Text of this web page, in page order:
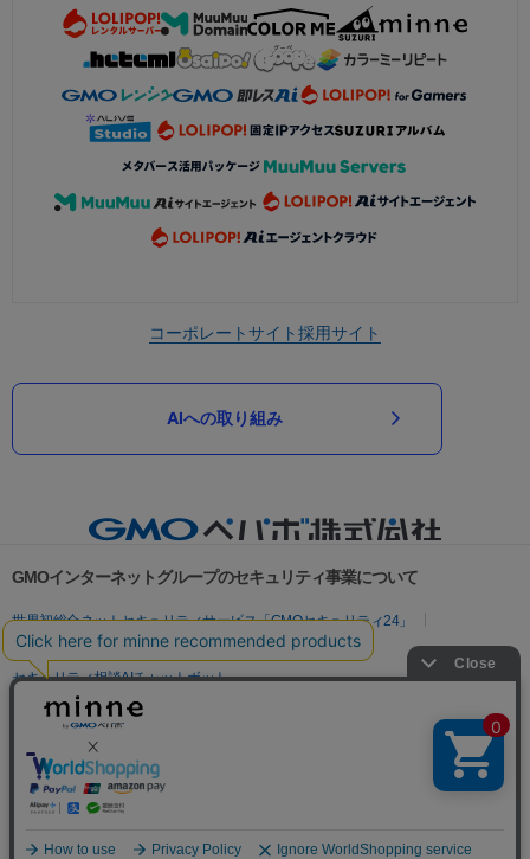
コーポレートサイト採用サイト
AIへの取り組み
GMOインターネットグループのセキュリティ事業について
世界初総合ネットセキュリティサービス「GMOセキュリティ24」
パスワード漏洩診断
Webサイトリスク診断
セキュリティ相談AIチャットボット
実在証明・盗聴対策
サイバー攻撃対策（GMO Flatt Security）
セキュリティ事業の軌跡